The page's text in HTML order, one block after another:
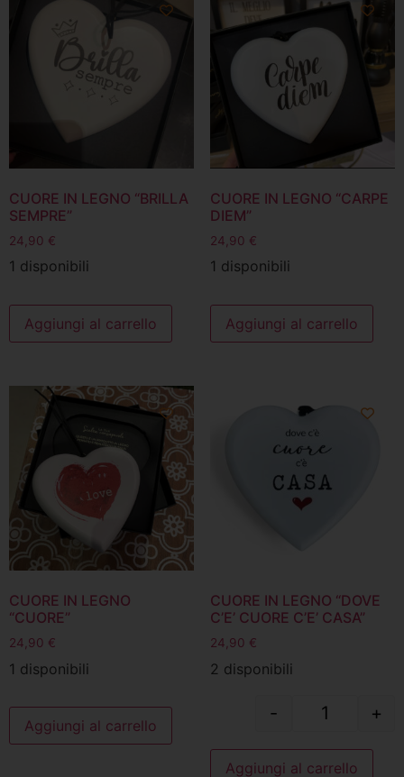
CUORE IN LEGNO “BRILLA
SEMPRE”
24,90 €
1 disponibili
Aggiungi al carrello
CUORE IN LEGNO “CARPE
DIEM”
24,90 €
1 disponibili
Aggiungi al carrello
CUORE IN LEGNO
“CUORE”
24,90 €
1 disponibili
Aggiungi al carrello
CUORE IN LEGNO “DOVE
C’E’ CUORE C’E’ CASA”
24,90 €
2 disponibili
- +
Aggiungi al carrello